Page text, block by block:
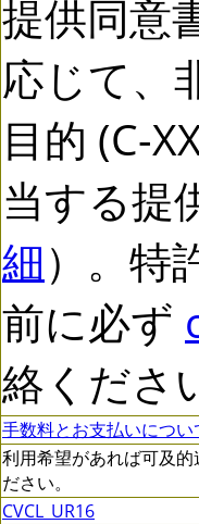
提供同意
応じて、
目的 (C-
当する提
細）。特
前に必ず
絡くださ
手数料とお支払いにつ
利用希望があれば可及
ださい。
CVCL_UR16